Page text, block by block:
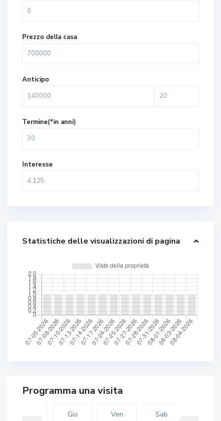
Prezzo della casa
Anticipo
Termine(*in anni)
Interesse
Statistiche delle visualizzazioni di pagina
Gio Ven Sab